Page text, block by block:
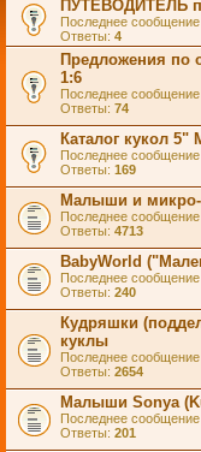
ПУТЕВОДИТЕЛЬ
Последнее сообщение
Ответы: 4
Предложения по
1:6
Последнее сообщение
Ответы: 74
Каталог кукол 5"
Последнее сообщение
Ответы: 169
Малыши и
Последнее сообщение
Ответы: 4713
BabyWorld
Последнее сообщение
Ответы: 240
Кудряшки
куклы
Последнее сообщение
Ответы: 2654
Малыши Sonya
Последнее сообщение
Ответы: 201